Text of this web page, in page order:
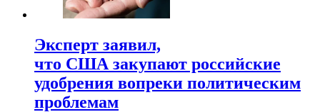
Эксперт заявил,
что США закупают российские
удобрения вопреки политическим
проблемам